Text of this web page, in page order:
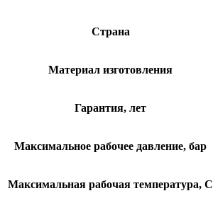
Страна
Материал изготовления
Гарантия, лет
Максимальное рабочее давление, бар
Максимальная рабочая температура, C